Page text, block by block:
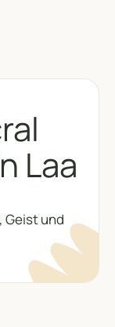
Laa
Geist und